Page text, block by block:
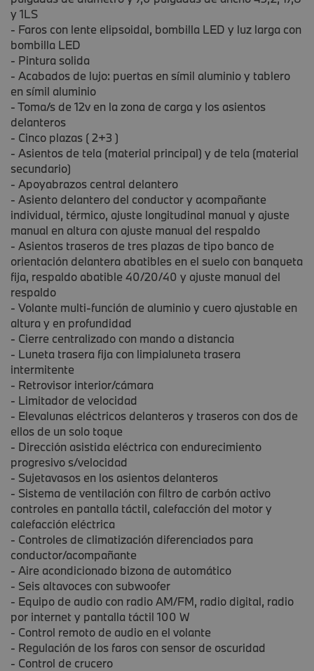
y 1LS
- Faros con lente elipsoidal, bombilla LED y luz larga con
bombilla LED
- Pintura solida
- Acabados de lujo: puertas en símil aluminio y tablero
en símil aluminio
- Toma/s de 12v en la zona de carga y los asientos
delanteros
- Cinco plazas ( 2+3 )
- Asientos de tela (material principal) y de tela (material
secundario)
- Apoyabrazos central delantero
- Asiento delantero del conductor y acompañante
individual, térmico, ajuste longitudinal manual y ajuste
manual en altura con ajuste manual del respaldo
- Asientos traseros de tres plazas de tipo banco de
orientación delantera abatibles en el suelo con banqueta
fija, respaldo abatible 40/20/40 y ajuste manual del
respaldo
- Volante multi-función de aluminio y cuero ajustable en
altura y en profundidad
- Cierre centralizado con mando a distancia
- Luneta trasera fija con limpialuneta trasera
intermitente
- Retrovisor interior/cámara
- Limitador de velocidad
- Elevalunas eléctricos delanteros y traseros con dos de
ellos de un solo toque
- Dirección asistida eléctrica con endurecimiento
progresivo s/velocidad
- Sujetavasos en los asientos delanteros
- Sistema de ventilación con filtro de carbón activo
controles en pantalla táctil, calefacción del motor y
calefacción eléctrica
- Controles de climatización diferenciados para
conductor/acompañante
- Aire acondicionado bizona de automático
- Seis altavoces con subwoofer
- Equipo de audio con radio AM/FM, radio digital, radio
por internet y pantalla táctil 100 W
- Control remoto de audio en el volante
- Regulación de los faros con sensor de oscuridad
- Control de crucero